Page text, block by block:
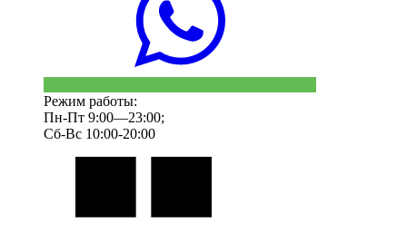
Режим работы:
Пн-Пт 9:00—23:00;
Сб-Вс 10:00-20:00